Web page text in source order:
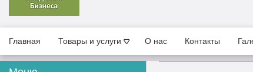
Главная Товары и услуги О нас Контакты